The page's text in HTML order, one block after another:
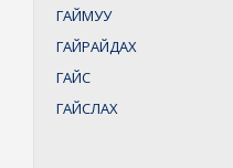
ГАЙМУУ
ГАЙРАЙДАХ
ГАЙС
ГАЙСЛАХ